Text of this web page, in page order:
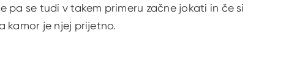
pa se tudi v takem primeru začne jokati in če si
kamor je njej prijetno.